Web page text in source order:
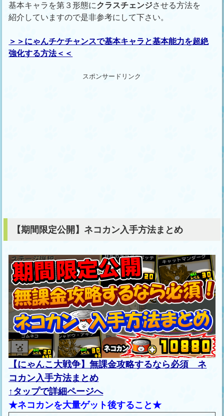
基本キャラを第３形態にクラスチェンジさせる方法を
紹介していますので是非参考にして下さい。
＞＞にゃんチケチャンスで基本キャラと基本能力を超絶
強化する方法＜＜
スポンサードリンク
【期間限定公開】ネコカン入手方法まとめ
【にゃんこ大戦争】無課金攻略するなら必須 ネ
コカン入手方法まとめ
↑タップで詳細ページへ
★ネコカンを大量ゲット後すること★